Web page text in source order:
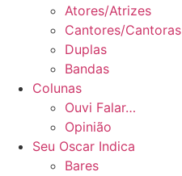
Atores/Atrizes
Cantores/Cantoras
Duplas
Bandas
Colunas
Ouvi Falar…
Opinião
Seu Oscar Indica
Bares